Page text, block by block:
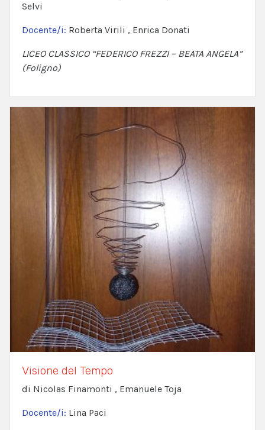
Selvi
Docente/i: Roberta Virili , Enrica Donati
LICEO CLASSICO “FEDERICO FREZZI – BEATA ANGELA”
(Foligno)
Visione del Tempo
di Nicolas Finamonti , Emanuele Toja
Docente/i: Lina Paci